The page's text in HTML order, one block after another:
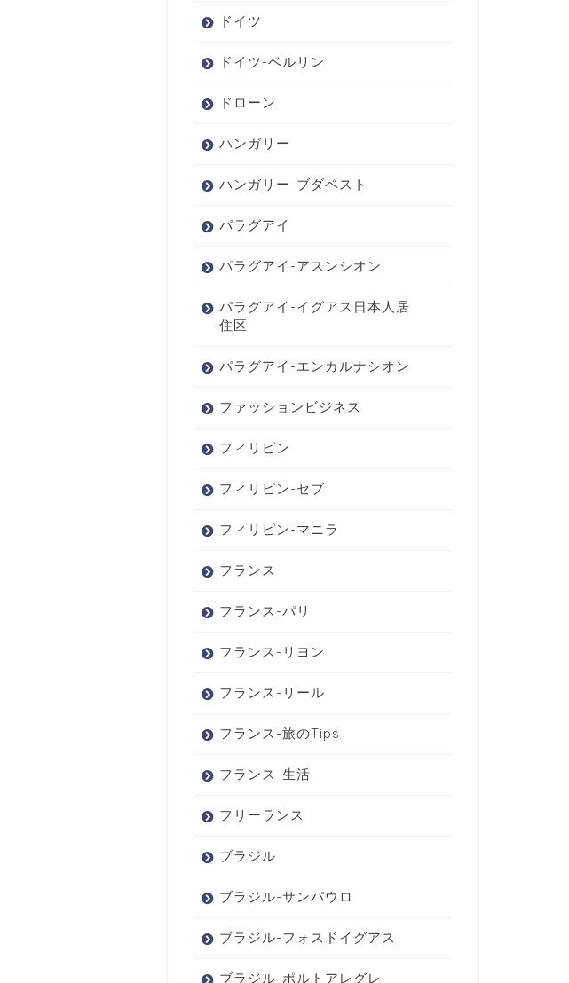
ドイツ
ドイツ-ベルリン
ドローン
ハンガリー
ハンガリー-ブダペスト
パラグアイ
パラグアイ-アスンシオン
パラグアイ-イグアス日本人居
住区
パラグアイ-エンカルナシオン
ファッションビジネス
フィリピン
フィリピン-セブ
フィリピン-マニラ
フランス
フランス-パリ
フランス-リヨン
フランス-リール
フランス-旅のTips
フランス-生活
フリーランス
ブラジル
ブラジル-サンパウロ
ブラジル-フォスドイグアス
ブラジル-ポルトアレグレ